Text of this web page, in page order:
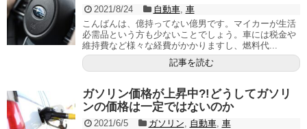
2021/8/24 自動車, 車
こんばんは、億持ってない億男です。マイカーが生活
必需品という方も少ないことでしょう。車には税金や
維持費など様々な経費がかかりますし、燃料代...
記事を読む
ガソリン価格が上昇中?!どうしてガソリ
ンの価格は一定ではないのか
2021/6/5 ガソリン, 自動車, 車